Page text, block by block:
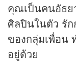
คุณเป็นคนอัธย
ศิลปินในตัว รัก
ของกลุ่มเพื่อน
อยู่ด้วย